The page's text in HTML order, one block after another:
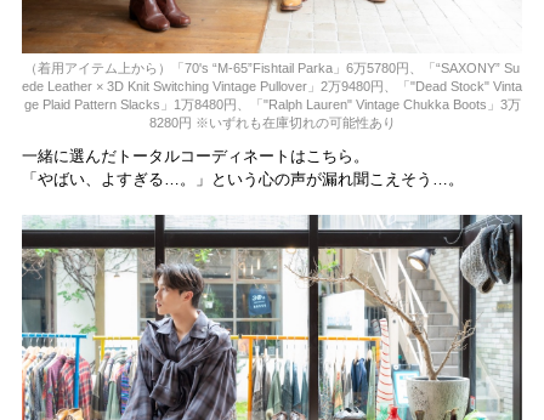
（着用アイテム上から）「70's “M-65”Fishtail Parka」6万5780円、「“SAXONY” Su
ede Leather × 3D Knit Switching Vintage Pullover」2万9480円、「"Dead Stock" Vinta
ge Plaid Pattern Slacks」1万8480円、「"Ralph Lauren" Vintage Chukka Boots」3万
8280円 ※いずれも在庫切れの可能性あり
一緒に選んだトータルコーディネートはこちら。
「やばい、よすぎる…。」という心の声が漏れ聞こえそう…。